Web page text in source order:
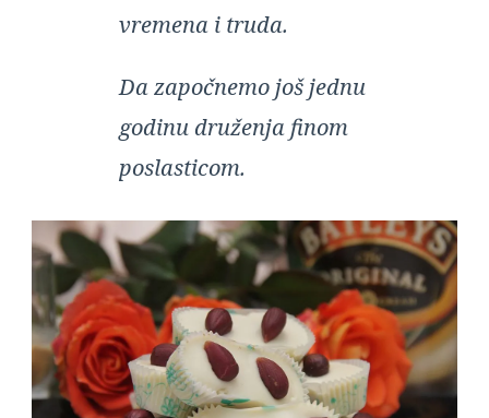
vremena i truda.
Da započnemo još jednu
godinu druženja finom
poslasticom.